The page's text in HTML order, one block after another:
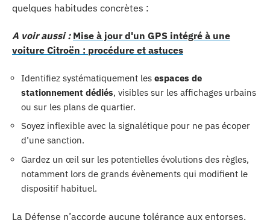
quelques habitudes concrètes :
A voir aussi : Mise à jour d'un GPS intégré à une
voiture Citroën : procédure et astuces
Identifiez systématiquement les espaces de
stationnement dédiés, visibles sur les affichages urbains
ou sur les plans de quartier.
Soyez inflexible avec la signalétique pour ne pas écoper
d’une sanction.
Gardez un œil sur les potentielles évolutions des règles,
notamment lors de grands évènements qui modifient le
dispositif habituel.
La Défense n’accorde aucune tolérance aux entorses.